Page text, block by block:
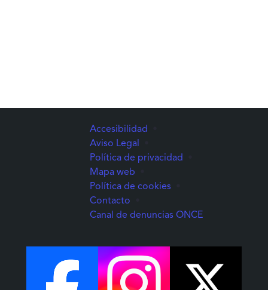
Accesibilidad
Aviso Legal
Política de privacidad
Mapa web
Política de cookies
Contacto
Canal de denuncias ONCE(Abre una